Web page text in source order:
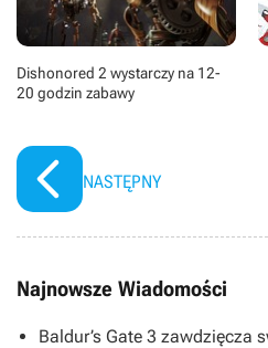
Dishonored 2 wystarczy na 12-
20 godzin zabawy
NASTĘPNY
Najnowsze Wiadomości
Baldur’s Gate 3 zawdzięcza